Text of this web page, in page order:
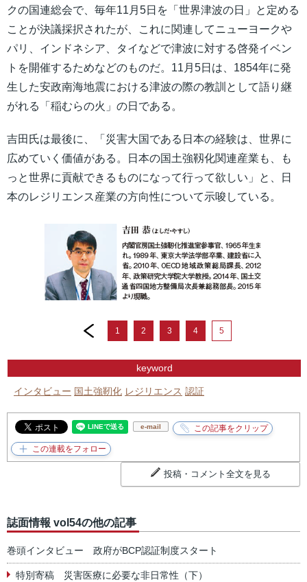
クの国連総会で、毎年11月5日を「世界津波の日」と定める
ことが決議採択されたが、これに関連してニューヨークや
パリ、インドネシア、タイなどで津波に対する啓発イベン
トを開催するためなどのものだ。11月5日は、1854年に発
生した安政南海地震における津波の際の教訓として語り継
がれる「稲むらの火」の日である。
吉田氏は最後に、「災害大国である日本の経験は、世界に
広めていく価値がある。日本の国土強靱化関連産業も、も
っと世界に貢献できるものになって行って欲しい」と、日
本のレジリエンス産業の方向性について示唆している。
prev
1 2 3 4 5
keyword
インタビュー 国土強靭化 レジリエンス 認証
e-mail
投稿・コメント全文を見る
誌面情報 vol54の他の記事
巻頭インタビュー 政府がBCP認証制度スタート
特別寄稿 災害医療に必要な非日常性（下）